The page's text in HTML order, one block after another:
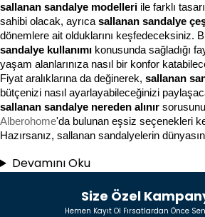
sallanan sandalye modelleri ile farklı
sahibi olacak, ayrıca sallanan sandalye
dönemlere ait olduklarını keşfedeceksiniz.
sandalye kullanımı konusunda sağladığı
yaşam alanlarınıza nasıl bir konfor
Fiyat aralıklarına da değinerek, sallanan
sallanan sandalye nereden alınır
Alberohome'da bulunan eşsiz seçenekleri
Hazırsanız, sallanan sandalyelerin
Devamını Oku
Size Özel
Hemen Kayıt Ol Fırsatlardan Önce